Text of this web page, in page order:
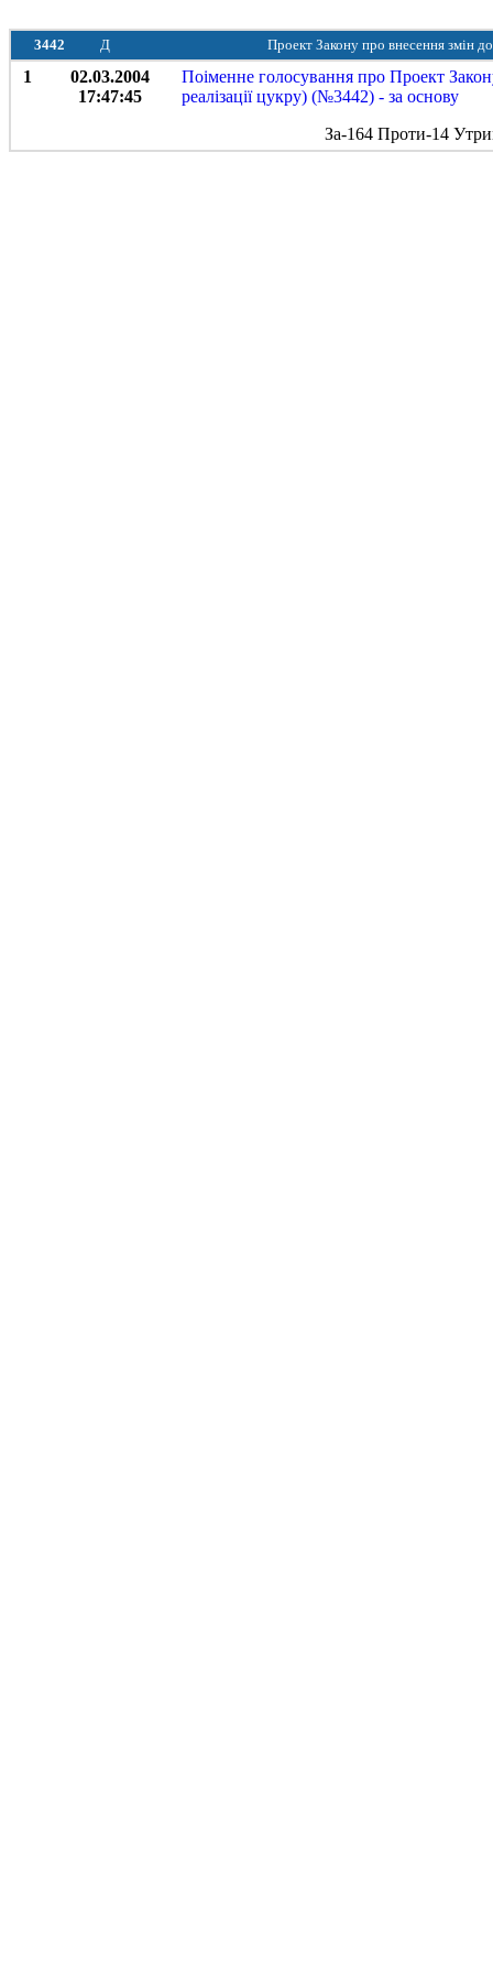
3442 Д Проект Закону про внесення змін
1
02.03.2004
17:47:45
Поіменне голосування про Проект
реалізації цукру) (№3442) - за основу
За-164 Проти-14